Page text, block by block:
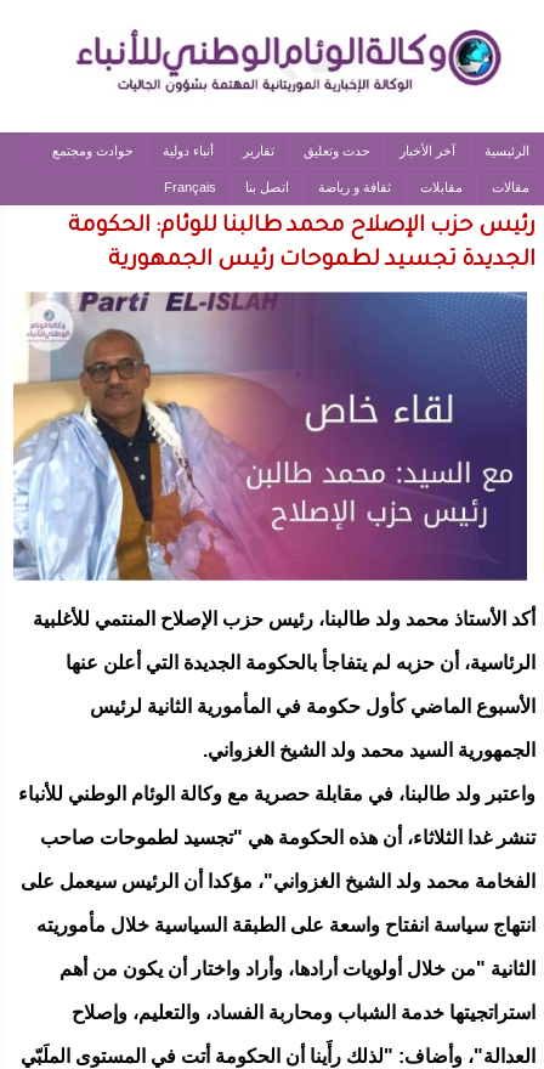
الرئيسية آخر الأخبار حدث وتعليق تقارير أنباء دولية حوادث ومجتمع
مقالات مقابلات ثقافة و رياضة اتصل بنا Français
رئيس حزب الإصلاح محمد طالبنا للوئام: الحكومة
الجديدة تجسيد لطموحات رئيس الجمهورية
أكد الأستاذ محمد ولد طالبنا، رئيس حزب الإصلاح المنتمي للأغلبية
الرئاسية، أن حزبه لم يتفاجأ بالحكومة الجديدة التي أعلن عنها
الأسبوع الماضي كأول حكومة في المأمورية الثانية لرئيس
الجمهورية السيد محمد ولد الشيخ الغزواني.
واعتبر ولد طالبنا، في مقابلة حصرية مع وكالة الوئام الوطني للأنباء
تنشر غدا الثلاثاء، أن هذه الحكومة هي "تجسيد لطموحات صاحب
الفخامة محمد ولد الشيخ الغزواني"، مؤكدا أن الرئيس سيعمل على
انتهاج سياسة انفتاح واسعة على الطبقة السياسية خلال مأموريته
الثانية "من خلال أولويات أرادها، وأراد واختار أن يكون من أهم
استراتجيتها خدمة الشباب ومحاربة الفساد، والتعليم، وإصلاح
العدالة"، وأضاف: "لذلك رأَينا أن الحكومة أتت في المستوى الملَبّي